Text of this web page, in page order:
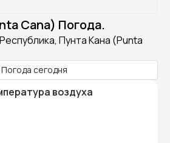
Cana) Погода.
Пунта Кана (Punta
Погода сегодня
воздуха